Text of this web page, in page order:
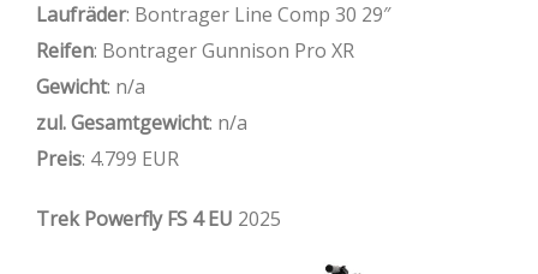
Laufräder: Bontrager Line Comp 30 29″
Reifen: Bontrager Gunnison Pro XR
Gewicht: n/a
zul. Gesamtgewicht: n/a
Preis: 4.799 EUR
Trek Powerfly FS 4 EU 2025